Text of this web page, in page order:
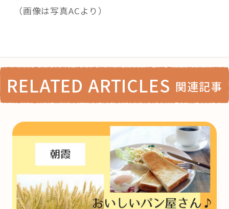
（画像は写真ACより）
RELATED ARTICLES 関連記事